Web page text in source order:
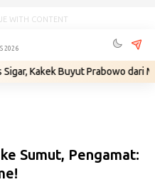
WITH CONTENT
2026
Prabowo dari Minahasa •
Sumut, Pengamat: